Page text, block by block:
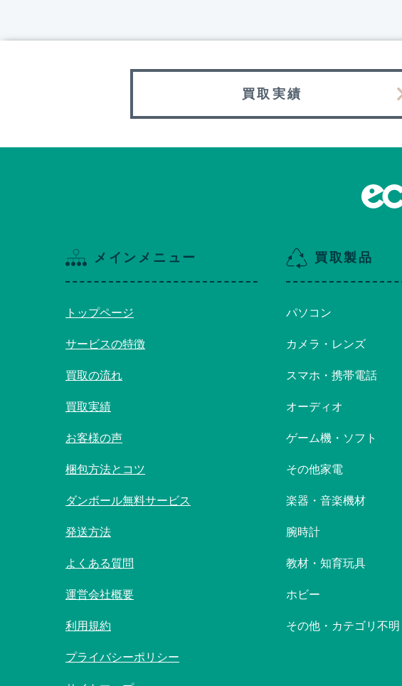
買取実績
メインメニュー
トップページ
サービスの特徴
買取の流れ
買取実績
お客様の声
梱包方法とコツ
ダンボール無料サービス
発送方法
よくある質問
運営会社概要
利用規約
プライバシーポリシー
買取製品
パソコン
カメラ・レンズ
スマホ・携帯電話
オーディオ
ゲーム機・ソフト
その他家電
楽器・音楽機材
腕時計
教材・知育玩具
ホビー
その他・カテゴリ不明